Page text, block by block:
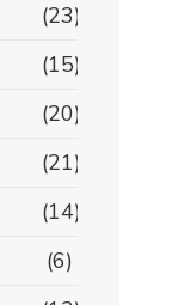
(23)
(15)
(20)
(21)
(14)
(6)